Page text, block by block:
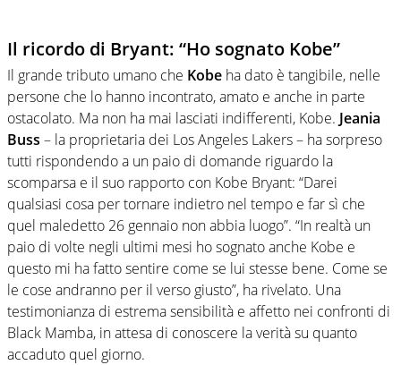
Il ricordo di Bryant: “Ho sognato Kobe”
Il grande tributo umano che Kobe ha dato è tangibile, nelle
persone che lo hanno incontrato, amato e anche in parte
ostacolato. Ma non ha mai lasciati indifferenti, Kobe. Jeania
Buss – la proprietaria dei Los Angeles Lakers – ha sorpreso
tutti rispondendo a un paio di domande riguardo la
scomparsa e il suo rapporto con Kobe Bryant: “Darei
qualsiasi cosa per tornare indietro nel tempo e far sì che
quel maledetto 26 gennaio non abbia luogo”. “In realtà un
paio di volte negli ultimi mesi ho sognato anche Kobe e
questo mi ha fatto sentire come se lui stesse bene. Come se
le cose andranno per il verso giusto”, ha rivelato. Una
testimonianza di estrema sensibilità e affetto nei confronti di
Black Mamba, in attesa di conoscere la verità su quanto
accaduto quel giorno.